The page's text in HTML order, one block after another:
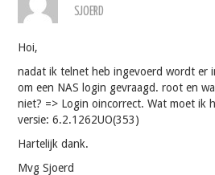
SJOERD
Hoi,
nadat ik telnet heb ingevoerd wordt er
om een NAS login gevraagd. root en
niet? => Login oincorrect. Wat moet ik
versie: 6.2.1262UO(353)
Hartelijk dank.
Mvg Sjoerd